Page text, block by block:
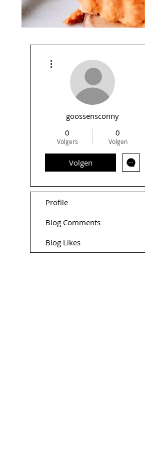
goossensconny
0
Volgers
0
Volgen
Volgen
Profile
Blog Comments
Blog Likes